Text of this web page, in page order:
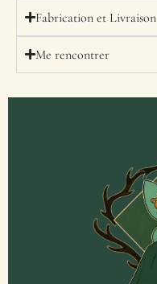
Fabrication et Livraison
Me rencontrer